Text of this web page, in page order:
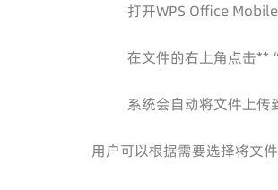
打开WPS Office
在文件的右上角点击
系统会自动将文件上传
用户可以根据需要选择将文